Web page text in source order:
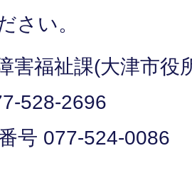
さい。
害福祉課(大津市役
528-2696
号 077-524-0086